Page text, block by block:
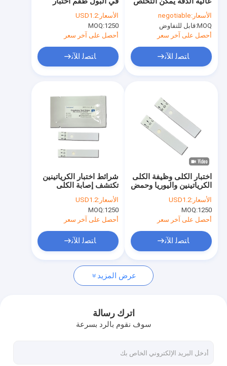
معلومات عنا
جولة في المعمل
اتصل بنا
أخبار
حالات
طقم اختبار مستضد سريع
طقم اختبار حمض اليوريك
محلل كيمياء جافة
كاشف كريا للمستشفى
الأسعار:USD1.2
MOQ:1250
أحصل على آخر سعر
ﺎﺘﺼﻟ ﺍﻶﻧ
منها بشهادة CFDA
الأسعار:negotiable
MOQ: قابل للتفاوض
أحصل على آخر سعر
ﺎﺘﺼﻟ ﺍﻶﻧ
شرائط اختبار الكرياتينين
تكتشف إصابة الكلى
لمقياس الجلوكوز مقياس
حمض اليوريك
الأسعار:USD1.2
MOQ:1250
أحصل على آخر سعر
ﺎﺘﺼﻟ ﺍﻶﻧ
اختبار الكلى وظيفة الكلى
الكرياتينين واليوريا وحمض
اليوريك
الأسعار:USD1.2
MOQ:1250
أحصل على آخر سعر
ﺎﺘﺼﻟ ﺍﻶﻧ
عرض المزيد
اترك رسالة
سوف نقوم بالرد بسرعة